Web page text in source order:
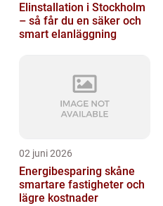
Elinstallation i Stockholm
– så får du en säker och
smart elanläggning
02 juni 2026
Energibesparing skåne
smartare fastigheter och
lägre kostnader